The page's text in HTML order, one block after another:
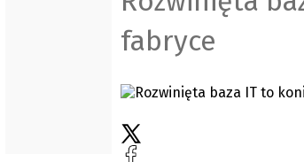
fabryce